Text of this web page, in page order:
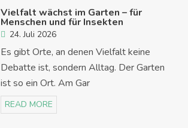
Vielfalt wächst im Garten – für
Menschen und für Insekten
24. Juli 2026
Es gibt Orte, an denen Vielfalt keine
Debatte ist, sondern Alltag. Der Garten
ist so ein Ort. Am Gar
READ MORE